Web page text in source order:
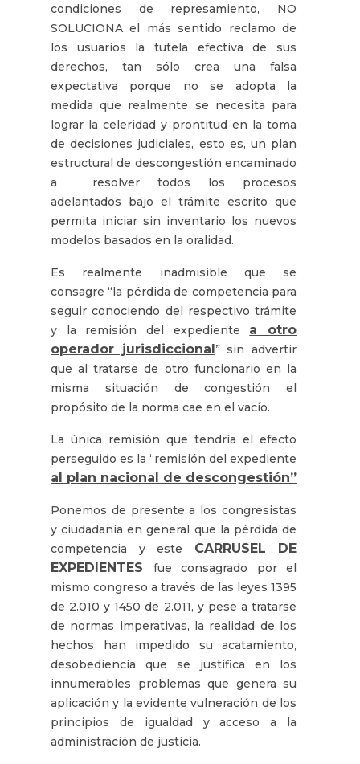
condiciones de represamiento, NO
SOLUCIONA el más sentido reclamo de
los usuarios la tutela efectiva de sus
derechos, tan sólo crea una falsa
expectativa porque no se adopta la
medida que realmente se necesita para
lograr la celeridad y prontitud en la toma
de decisiones judiciales, esto es, un plan
estructural de descongestión encaminado
a resolver todos los procesos
adelantados bajo el trámite escrito que
permita iniciar sin inventario los nuevos
modelos basados en la oralidad.
Es realmente inadmisible que se
consagre “la pérdida de competencia para
seguir conociendo del respectivo trámite
y la remisión del expediente a otro
operador jurisdiccional” sin advertir
que al tratarse de otro funcionario en la
misma situación de congestión el
propósito de la norma cae en el vacío.
La única remisión que tendría el efecto
perseguido es la “remisión del expediente
al plan nacional de descongestión”
Ponemos de presente a los congresistas
y ciudadanía en general que la pérdida de
competencia y este CARRUSEL DE
EXPEDIENTES fue consagrado por el
mismo congreso a través de las leyes 1395
de 2.010 y 1450 de 2.011, y pese a tratarse
de normas imperativas, la realidad de los
hechos han impedido su acatamiento,
desobediencia que se justifica en los
innumerables problemas que genera su
aplicación y la evidente vulneración de los
principios de igualdad y acceso a la
administración de justicia.